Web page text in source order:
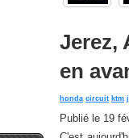
Jerez,
en
honda circuit ktm
Publié le 19